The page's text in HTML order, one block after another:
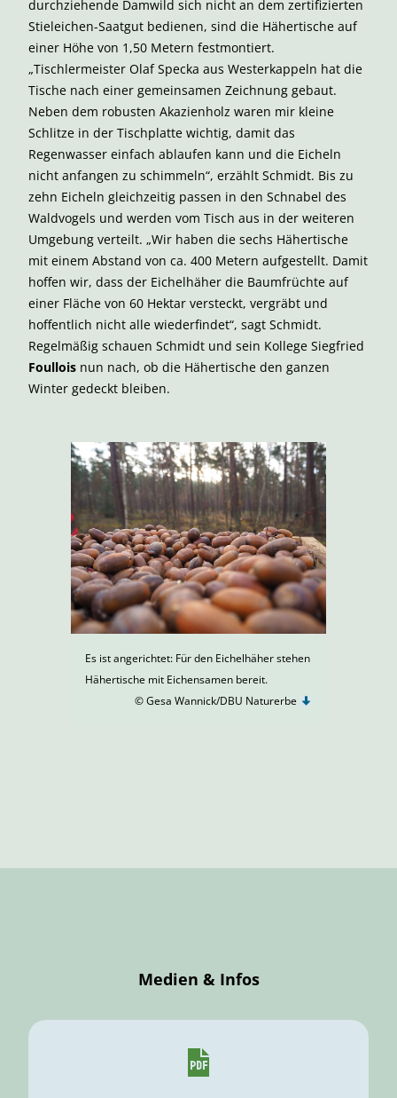
durchziehende Damwild sich nicht an dem zertifizierten
Stieleichen-Saatgut bedienen, sind die Hähertische auf
einer Höhe von 1,50 Metern festmontiert.
„Tischlermeister Olaf Specka aus Westerkappeln hat die
Tische nach einer gemeinsamen Zeichnung gebaut.
Neben dem robusten Akazienholz waren mir kleine
Schlitze in der Tischplatte wichtig, damit das
Regenwasser einfach ablaufen kann und die Eicheln
nicht anfangen zu schimmeln“, erzählt Schmidt. Bis zu
zehn Eicheln gleichzeitig passen in den Schnabel des
Waldvogels und werden vom Tisch aus in der weiteren
Umgebung verteilt. „Wir haben die sechs Hähertische
mit einem Abstand von ca. 400 Metern aufgestellt. Damit
hoffen wir, dass der Eichelhäher die Baumfrüchte auf
einer Fläche von 60 Hektar versteckt, vergräbt und
hoffentlich nicht alle wiederfindet“, sagt Schmidt.
Regelmäßig schauen Schmidt und sein Kollege Siegfried
Foullois nun nach, ob die Hähertische den ganzen
Winter gedeckt bleiben.
Es ist angerichtet: Für den Eichelhäher stehen
Hähertische mit Eichensamen bereit.
© Gesa Wannick/DBU Naturerbe
Medien & Infos